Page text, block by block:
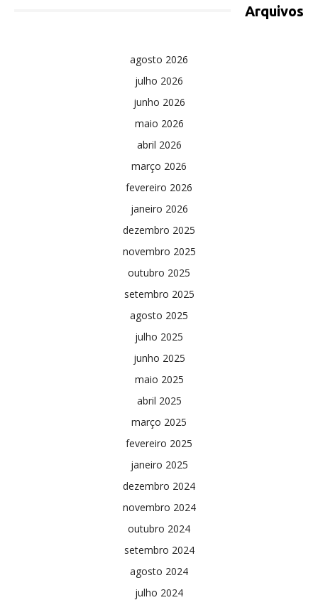
Arquivos
agosto 2026
julho 2026
junho 2026
maio 2026
abril 2026
março 2026
fevereiro 2026
janeiro 2026
dezembro 2025
novembro 2025
outubro 2025
setembro 2025
agosto 2025
julho 2025
junho 2025
maio 2025
abril 2025
março 2025
fevereiro 2025
janeiro 2025
dezembro 2024
novembro 2024
outubro 2024
setembro 2024
agosto 2024
julho 2024